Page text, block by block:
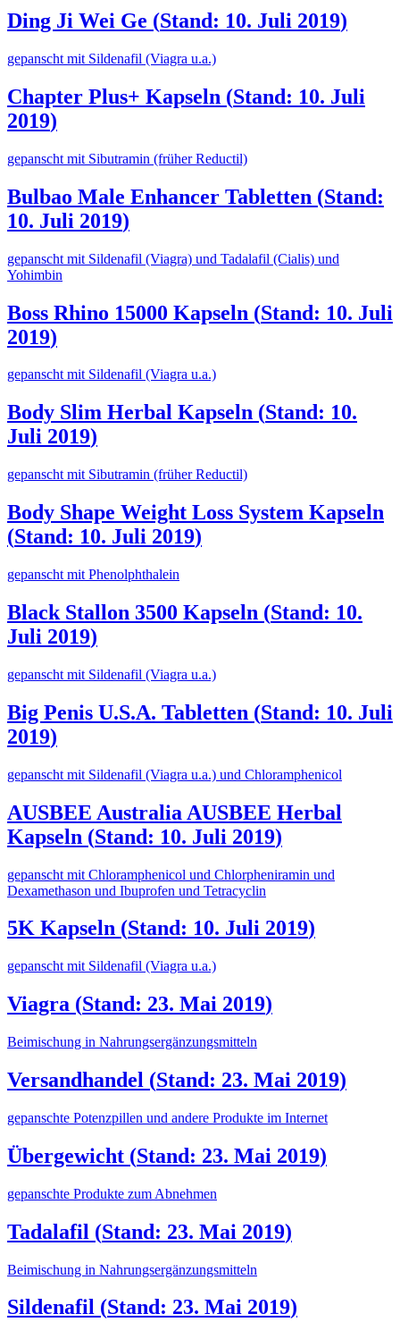
Ding Ji Wei Ge (Stand: 10. Juli 2019)
gepanscht mit Sildenafil (Viagra u.a.)
Chapter Plus+ Kapseln (Stand: 10. Juli
2019)
gepanscht mit Sibutramin (früher Reductil)
Bulbao Male Enhancer Tabletten (Stand:
10. Juli 2019)
gepanscht mit Sildenafil (Viagra) und Tadalafil (Cialis) und
Yohimbin
Boss Rhino 15000 Kapseln (Stand: 10. Juli
2019)
gepanscht mit Sildenafil (Viagra u.a.)
Body Slim Herbal Kapseln (Stand: 10.
Juli 2019)
gepanscht mit Sibutramin (früher Reductil)
Body Shape Weight Loss System Kapseln
(Stand: 10. Juli 2019)
gepanscht mit Phenolphthalein
Black Stallon 3500 Kapseln (Stand: 10.
Juli 2019)
gepanscht mit Sildenafil (Viagra u.a.)
Big Penis U.S.A. Tabletten (Stand: 10. Juli
2019)
gepanscht mit Sildenafil (Viagra u.a.) und Chloramphenicol
AUSBEE Australia AUSBEE Herbal
Kapseln (Stand: 10. Juli 2019)
gepanscht mit Chloramphenicol und Chlorpheniramin und
Dexamethason und Ibuprofen und Tetracyclin
5K Kapseln (Stand: 10. Juli 2019)
gepanscht mit Sildenafil (Viagra u.a.)
Viagra (Stand: 23. Mai 2019)
Beimischung in Nahrungsergänzungsmitteln
Versandhandel (Stand: 23. Mai 2019)
gepanschte Potenzpillen und andere Produkte im Internet
Übergewicht (Stand: 23. Mai 2019)
gepanschte Produkte zum Abnehmen
Tadalafil (Stand: 23. Mai 2019)
Beimischung in Nahrungsergänzungsmitteln
Sildenafil (Stand: 23. Mai 2019)